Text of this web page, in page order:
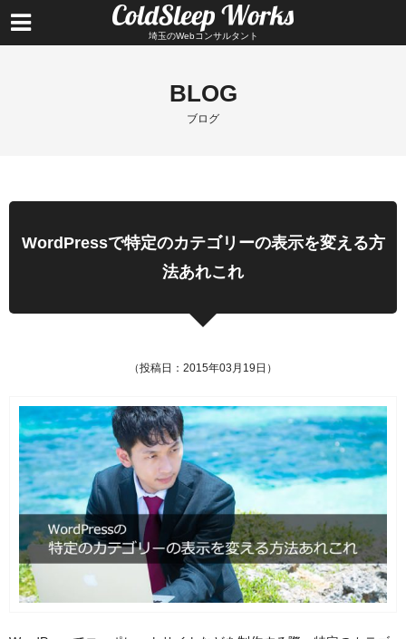
埼玉のWebコンサルタント
BLOG
ブログ
WordPressで特定のカテゴリーの表示を変える方
法あれこれ
（投稿日：2015年03月19日）